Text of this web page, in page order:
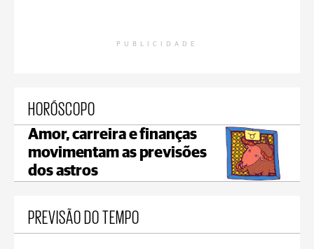
PUBLICIDADE
HORÓSCOPO
Amor, carreira e finanças
movimentam as previsões
dos astros
PREVISÃO DO TEMPO